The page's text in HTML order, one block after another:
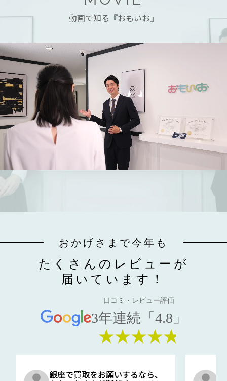
動画で知る『おもいお』
おかげさまで今年も
たくさんのレビューが
届いています！
口コミ・レビュー評価
3年連続「4.8」
★★★★★
銀座で買取をお願いするなら、